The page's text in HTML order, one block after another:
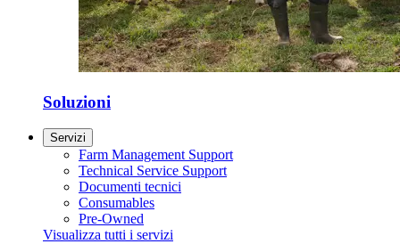
Soluzioni
Servizi
Farm Management Support
Technical Service Support
Documenti tecnici
Consumables
Pre-Owned
Visualizza tutti i servizi